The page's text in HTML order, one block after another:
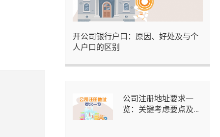
开公司银行户口：原因、好处及与个
人户口的区别
公司注册地址要求一
览：关键考虑要点及虚